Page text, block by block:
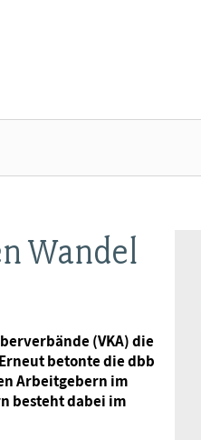
Wandel
(VKA) die
betonte die dbb
Arbeitgebern im
besteht dabei im